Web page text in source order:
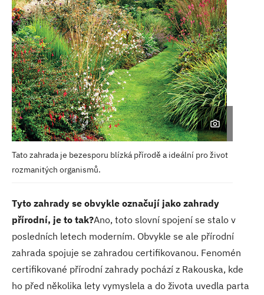
Tato zahrada je bezesporu blízká přírodě a ideální pro život
rozmanitých organismů.
Tyto zahrady se obvykle označují jako zahrady
přírodní, je to tak?Ano, toto slovní spojení se stalo v
posledních letech moderním. Obvykle se ale přírodní
zahrada spojuje se zahradou certifikovanou. Fenomén
certifikované přírodní zahrady pochází z Rakouska, kde
ho před několika lety vymyslela a do života uvedla parta